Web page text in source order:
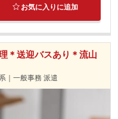
お気に入りに追加
＊送迎バスあり＊流山
｜一般事務 派遣